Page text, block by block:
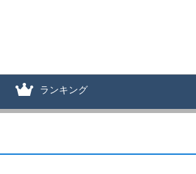
ランキング